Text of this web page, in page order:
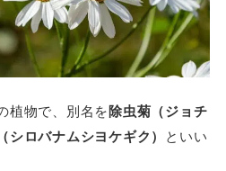
植物で、別名を除虫菊（ジョチ
ロバナムシヨケギク） といい